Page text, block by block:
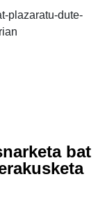
bat